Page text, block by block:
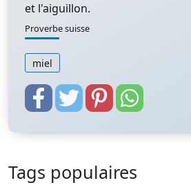
et l'aiguillon.
Proverbe suisse
miel
Tags populaires